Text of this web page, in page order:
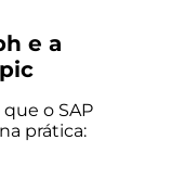
e a
o SAP
prática: